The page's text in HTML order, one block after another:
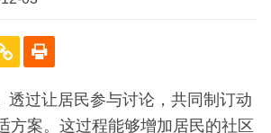
透过让居民参与讨论，共同制订动
方案。这过程能够增加居民的社区